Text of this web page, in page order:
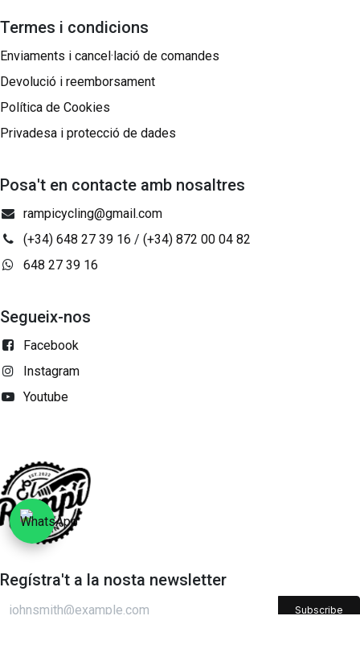
Termes i condicions
Enviaments i cancel·lació de comandes
Devolució i reemborsament
Política de Cookies
Privadesa i protecció de dades
Posa't en contacte amb nosaltres
rampicycling@gmail.com
(+34) 648 27 39 16 / (+34) 872 00 04 82
648 27 39 16
Segueix-nos
Facebook
Instagram
Youtube
Regístra't a la nosta newsletter
Subscribe